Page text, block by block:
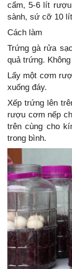
cẩm, 5-6 lít
sành, sứ cỡ 10
Cách làm
Trứng gà rửa
quả trứng.
Lấy một cơm
xuống đáy.
Xếp trứng lên
rượu cơm nếp
trên cùng cho
trong bình.